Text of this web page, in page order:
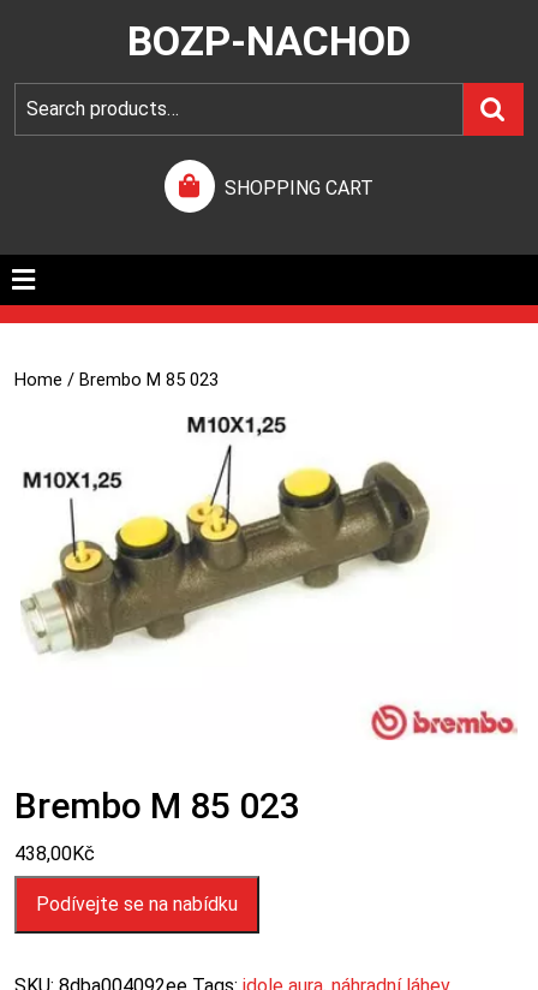
BOZP-NACHOD
SHOPPING CART
Home / Brembo M 85 023
Brembo M 85 023
438,00Kč
Podívejte se na nabídku